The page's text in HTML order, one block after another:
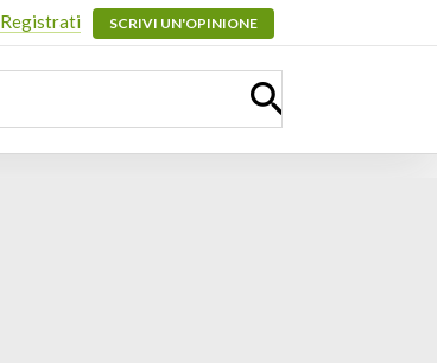
Registrati SCRIVI UN'OPINIONE